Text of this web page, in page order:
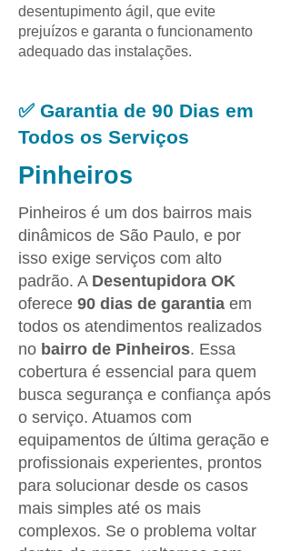
desentupimento ágil, que evite
prejuízos e garanta o funcionamento
adequado das instalações.
✅ Garantia de 90 Dias em
Todos os Serviços
Pinheiros
Pinheiros é um dos bairros mais
dinâmicos de São Paulo, e por
isso exige serviços com alto
padrão. A Desentupidora OK
oferece 90 dias de garantia em
todos os atendimentos realizados
no bairro de Pinheiros. Essa
cobertura é essencial para quem
busca segurança e confiança após
o serviço. Atuamos com
equipamentos de última geração e
profissionais experientes, prontos
para solucionar desde os casos
mais simples até os mais
complexos. Se o problema voltar